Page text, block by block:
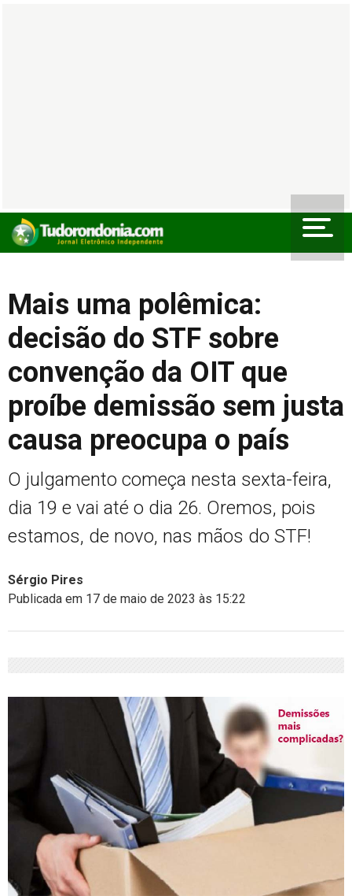
Mais uma polêmica:
decisão do STF sobre
convenção da OIT que
proíbe demissão sem justa
causa preocupa o país
O julgamento começa nesta sexta-feira,
dia 19 e vai até o dia 26. Oremos, pois
estamos, de novo, nas mãos do STF!
Sérgio Pires
Publicada em 17 de maio de 2023 às 15:22